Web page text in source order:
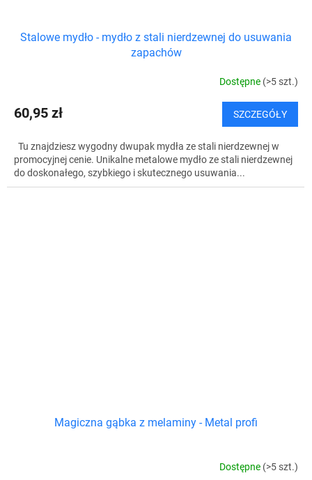
Stalowe mydło - mydło z stali nierdzewnej do usuwania
zapachów
Dostępne (>5 szt.)
60,95 zł SZCZEGÓŁY
Tu znajdziesz wygodny dwupak mydła ze stali nierdzewnej w
promocyjnej cenie. Unikalne metalowe mydło ze stali nierdzewnej
do doskonałego, szybkiego i skutecznego usuwania...
Magiczna gąbka z melaminy - Metal profi
Dostępne (>5 szt.)